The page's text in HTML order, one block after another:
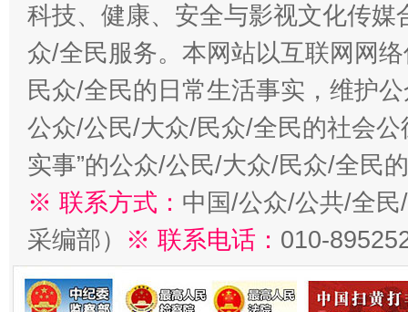
科技、健康、安全与影视文化传
众/全民服务。本网站以互联网网
民众/全民的日常生活事实，维护
公众/公民/大众/民众/全民的社会公
实事”的公众/公民/大众/民众/全民
※ 联系方式： 中国/公众/公共/全
采编部） ※ 联系电话： 010-